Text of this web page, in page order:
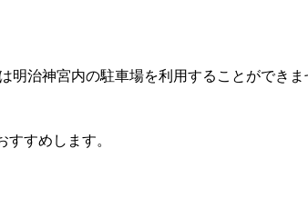
明治神宮内の駐車場を利用することができま
すめします。